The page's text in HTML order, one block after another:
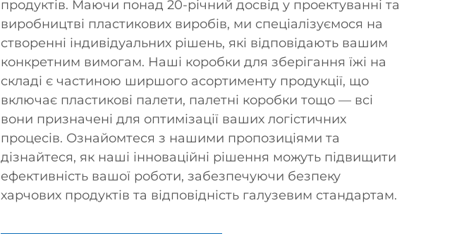
продуктів. Маючи понад 20-річний досвід у проектуванні та
виробництві пластикових виробів, ми спеціалізуємося на
створенні індивідуальних рішень, які відповідають вашим
конкретним вимогам. Наші коробки для зберігання їжі на
складі є частиною ширшого асортименту продукції, що
включає пластикові палети, палетні коробки тощо — всі
вони призначені для оптимізації ваших логістичних
процесів. Ознайомтеся з нашими пропозиціями та
дізнайтеся, як наші інноваційні рішення можуть підвищити
ефективність вашої роботи, забезпечуючи безпеку
харчових продуктів та відповідність галузевим стандартам.